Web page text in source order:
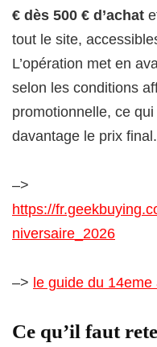
€ dès 500 € d’achat
tout le site,
L’opération met en
selon les conditions
promotionnelle, ce
davantage le prix final.
–>
https://
niversaire_2026
–> le guide du
Ce qu’il faut